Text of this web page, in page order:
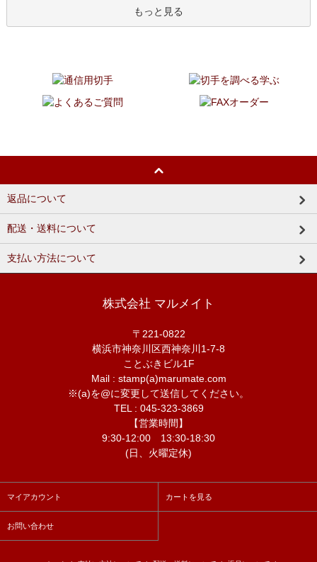
もっと見る
返品について
配送・送料について
支払い方法について
株式会社 マルメイト
〒221-0822
横浜市神奈川区西神奈川1-7-8
ことぶきビル1F
Mail : stamp(a)marumate.com
※(a)を@に変更して送信してください。
TEL : 045-323-3869
【営業時間】
9:30-12:00 13:30-18:30
(日、火曜定休)
マイアカウント カートを見る
お問い合わせ